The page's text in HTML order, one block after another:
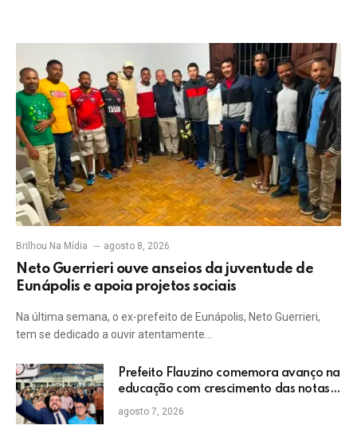
Brilhou Na Mídia agosto 8, 2026
Neto Guerrieri ouve anseios da juventude de
Eunápolis e apoia projetos sociais
Na última semana, o ex-prefeito de Eunápolis, Neto Guerrieri,
tem se dedicado a ouvir atentamente…
Prefeito Flauzino comemora avanço na
educação com crescimento das notas
do IDEB da rede pública de Itabela
agosto 7, 2026